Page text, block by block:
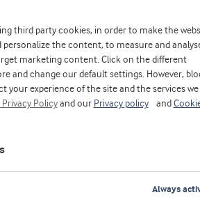
third party cookies, in order to make the
the content, to measure and
marketing content. Click on the different
and change our default settings. However,
your experience of the site and the services we
Privacy Policyand our Privacy policy and
Always